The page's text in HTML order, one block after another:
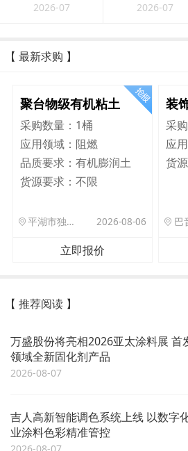
2026-07 2026-07
【 最新求购 】
聚台物级有机粘土
采购数量： 1桶
应用领域： 阻燃
品质要求： 有机膨润土
货源要求： 不限
平湖市独山港镇集港路 589 号 2026-08-06
立即报价
装
采
应
货
【 推荐阅读 】
万盛股份将亮相2026亚太涂料展 首
领域全新固化剂产品
2026-08-07
吉人高新智能调色系统上线 以数字
业涂料色彩精准管控